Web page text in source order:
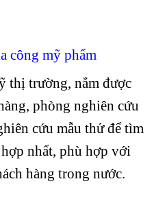
công mỹ phẩm
thị trường, nắm được
phòng nghiên cứu
cứu mẫu thử để tìm
nhất, phù hợp với
hàng trong nước.